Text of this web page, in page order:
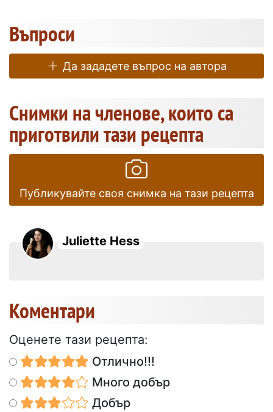
Въпроси
Да зададете въпрос на автора
Снимки на членове, които са
приготвили тази рецепта
Публикувайте своя снимка на тази рецепта
Juliette Hess
Коментари
Оценете тази рецепта:
Отлично!!!
Много добър
Добър